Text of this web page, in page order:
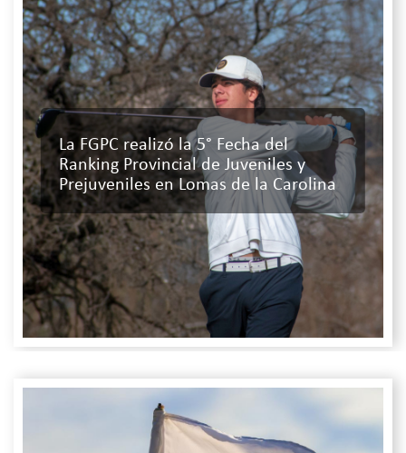
La FGPC realizó la 5° Fecha del
Ranking Provincial de Juveniles y
Prejuveniles en Lomas de la Carolina